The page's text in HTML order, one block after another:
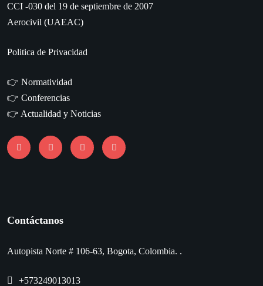
CCI -030 del 19 de septiembre de 2007
Aerocivil (UAEAC)
Politica de Privacidad
👉 Normatividad
👉 Conferencias
👉 Actualidad y Noticias
Contáctanos
Autopista Norte # 106-63, Bogota, Colombia. .
+573249013013